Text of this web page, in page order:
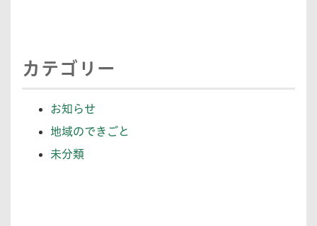
カテゴリー
お知らせ
地域のできごと
未分類